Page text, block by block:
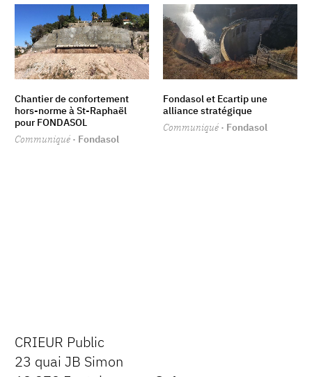
Chantier de confortement
hors-norme à St-Raphaël
pour FONDASOL
Communiqué · Fondasol
Fondasol et Ecartip une
alliance stratégique
Communiqué · Fondasol
CRIEUR Public
23 quai JB Simon